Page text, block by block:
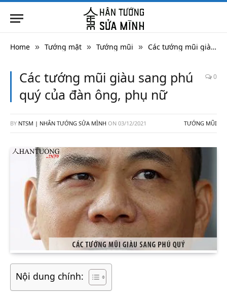
Home » Tướng mặt » Tướng mũi » Các tướng mũi giàu sang phú quý của đàn ông, phụ nữ
Các tướng mũi giàu sang phú
quý của đàn ông, phụ nữ
0
BY NTSM | NHÂN TƯỚNG SỬA MÌNH ON 03/12/2021 TƯỚNG MŨI
Nội dung chính: